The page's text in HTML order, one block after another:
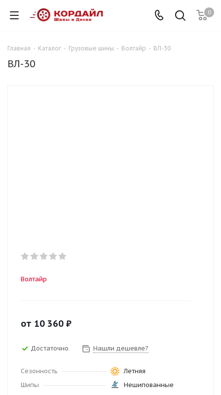
0
Главная - Каталог - Грузовые шины - Волтайр - ВЛ-30
ВЛ-30
Волтайр
от 10 360 ₽
Достаточно Нашли дешевле?
Сезонность
Летняя
Шипы
Нешипованные